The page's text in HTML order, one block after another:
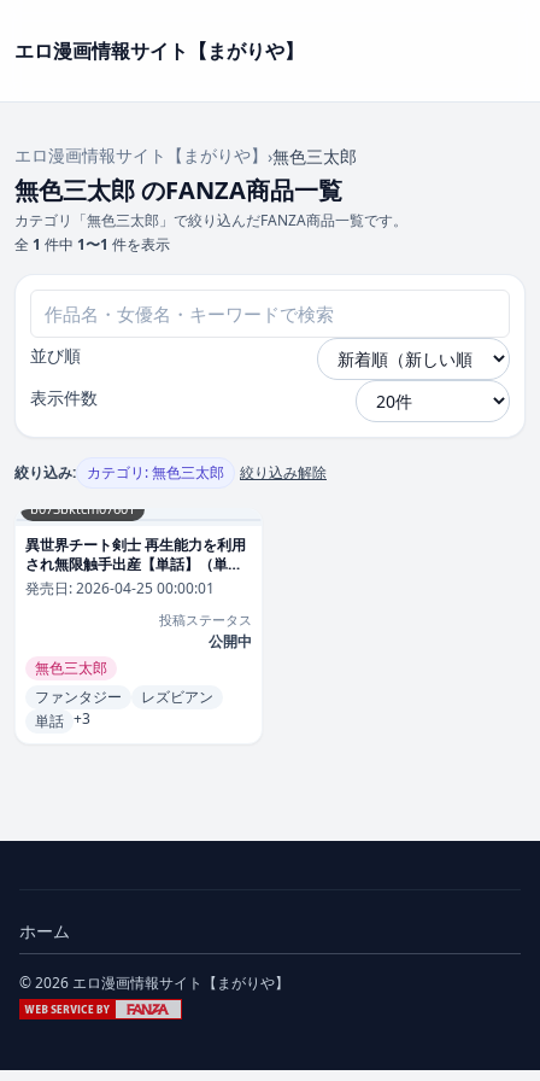
エロ漫画情報サイト【まがりや】
エロ漫画情報サイト【まがりや】 ›無色三太郎
無色三太郎 のFANZA商品一覧
カテゴリ「無色三太郎」で絞り込んだFANZA商品一覧です。
全 1 件中 1〜1 件を表示
並び順
表示件数
絞り込み: カテゴリ: 無色三太郎 絞り込み解除
b073bktcm07601
異世界チート剣士 再生能力を利用
され無限触手出産【単話】（単
話）
発売日:2026-04-25 00:00:01
投稿ステータス
公開中
無色三太郎
ファンタジー
レズビアン
単話 +3
ホーム
© 2026 エロ漫画情報サイト【まがりや】